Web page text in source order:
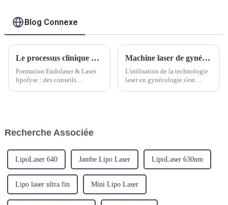
Blog Connexe
Le processus clinique de la lipolyse au laser
Formation Endolaser & Laser
lipolyse : des conseils
technologie de lipolyse laser a
Machine laser de gynécologie 1470nm
L'utilisation de la technologie
laser en gynécologie s'est
Recherche Associée
LipoLaser 640 Jambe Lipo Laser LipoLaser 630nm
Lipo laser ultra fin Mini Lipo Laser